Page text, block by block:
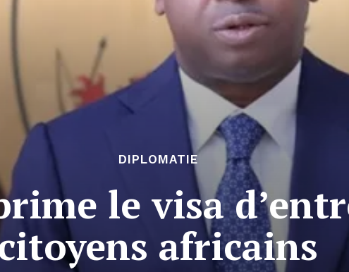
DIPLOMATIE
le visa
africains